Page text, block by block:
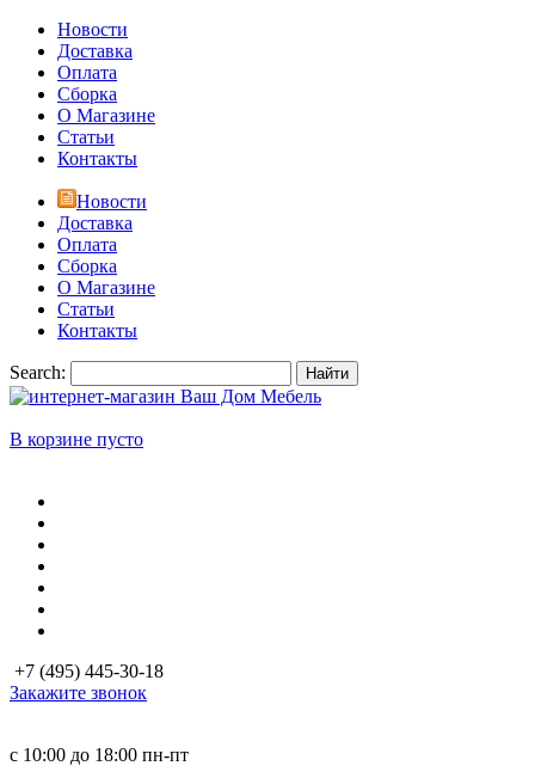
Новости
Доставка
Оплата
Сборка
О Магазине
Статьи
Контакты
Новости
Доставка
Оплата
Сборка
О Магазине
Статьи
Контакты
Search: Найти
В корзине пусто
+7 (495) 445-30-18
Закажите звонок
с 10:00 до 18:00 пн-пт